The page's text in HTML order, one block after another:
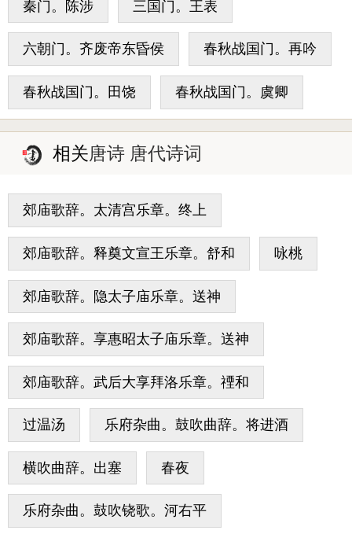
秦门。陈涉 三国门。王表
六朝门。齐废帝东昏侯 春秋战国门。再吟
春秋战国门。田饶 春秋战国门。虞卿
相关唐诗 唐代诗词
郊庙歌辞。太清宫乐章。终上
郊庙歌辞。释奠文宣王乐章。舒和 咏桃
郊庙歌辞。隐太子庙乐章。送神
郊庙歌辞。享惠昭太子庙乐章。送神
郊庙歌辞。武后大享拜洛乐章。禋和
过温汤 乐府杂曲。鼓吹曲辞。将进酒
横吹曲辞。出塞 春夜
乐府杂曲。鼓吹铙歌。河右平